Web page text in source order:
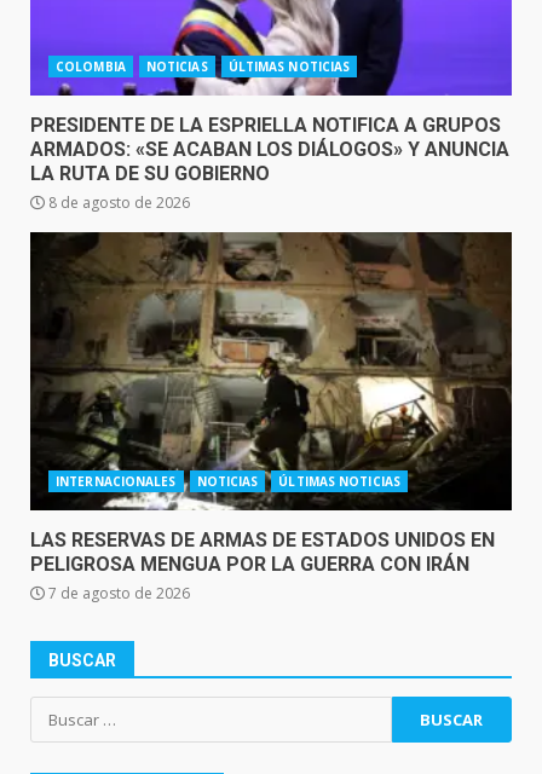
COLOMBIA NOTICIAS ÚLTIMAS NOTICIAS
PRESIDENTE DE LA ESPRIELLA NOTIFICA A GRUPOS
ARMADOS: «SE ACABAN LOS DIÁLOGOS» Y ANUNCIA
LA RUTA DE SU GOBIERNO
8 de agosto de 2026
INTERNACIONALES NOTICIAS ÚLTIMAS NOTICIAS
LAS RESERVAS DE ARMAS DE ESTADOS UNIDOS EN
PELIGROSA MENGUA POR LA GUERRA CON IRÁN
7 de agosto de 2026
BUSCAR
Buscar: